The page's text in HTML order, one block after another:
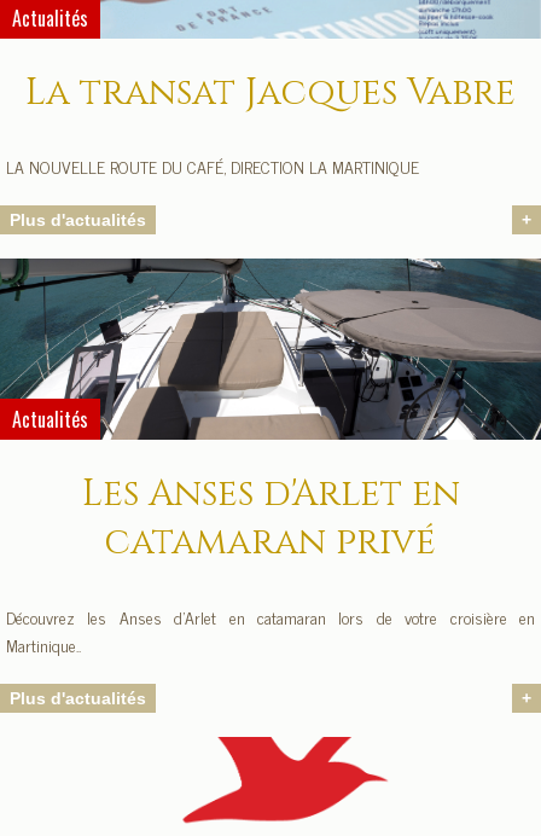
Actualités
La transat Jacques Vabre
LA NOUVELLE ROUTE DU CAFÉ, DIRECTION LA MARTINIQUE
+
Plus d'actualités
Actualités
Les Anses d'Arlet en
catamaran privé
Découvrez les Anses d'Arlet en catamaran lors de votre croisière en
Martinique..
+
Plus d'actualités